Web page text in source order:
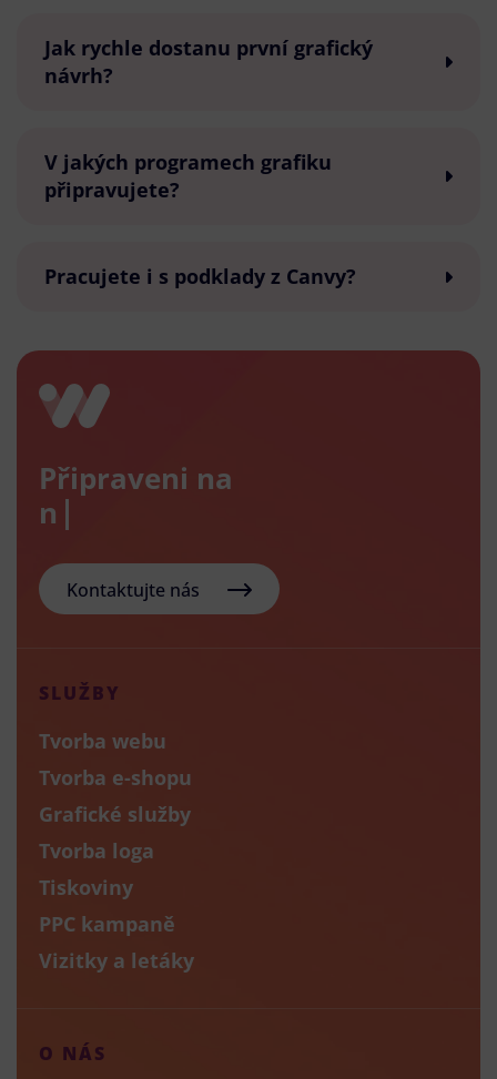
Jak rychle dostanu první grafický
návrh?
V jakých programech grafiku
připravujete?
Pracujete i s podklady z Canvy?
Připraveni na
nový
Kontaktujte nás
SLUŽBY
Tvorba webu
Tvorba e-shopu
Grafické služby
Tvorba loga
Tiskoviny
PPC kampaně
Vizitky a letáky
O NÁS